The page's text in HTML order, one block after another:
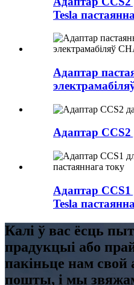
Tesla
Адаптар
Адаптар
Адаптар CCS1
Tesla
Калі ў вас ёсць
прадукцыі або
пакіньце нам свой
пошты, і мы